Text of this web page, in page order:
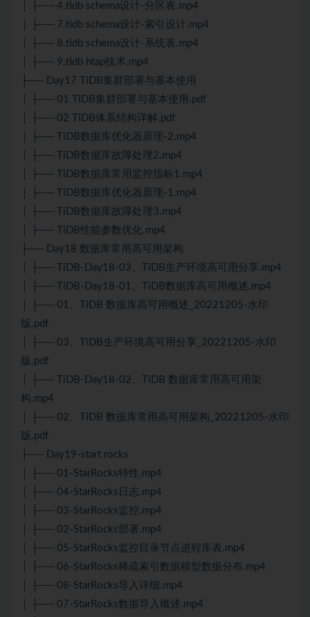
│ ├── 4.tidb schema设计-分区表.mp4
│ ├── 7.tidb schema设计-索引设计.mp4
│ ├── 8.tidb schema设计-系统表.mp4
│ ├── 9.tidb htap技术.mp4
├── Day17 TiDB集群部署与基本使用
│ ├── 01 TiDB集群部署与基本使用.pdf
│ ├── 02 TiDB体系结构详解.pdf
│ ├── TiDB数据库优化器原理-2.mp4
│ ├── TiDB数据库故障处理2.mp4
│ ├── TiDB数据库常用监控指标1.mp4
│ ├── TiDB数据库优化器原理-1.mp4
│ ├── TiDB数据库故障处理3.mp4
│ ├── TiDB性能参数优化.mp4
├── Day18 数据库常用高可用架构
│ ├── TiDB-Day18-03、TiDB生产环境高可用分享.mp4
│ ├── TiDB-Day18-01、TiDB数据库高可用概述.mp4
│ ├── 01、TiDB 数据库高可用概述_20221205-水印
版.pdf
│ ├── 03、TiDB生产环境高可用分享_20221205-水印
版.pdf
│ ├── TiDB-Day18-02、TiDB 数据库常用高可用架
构.mp4
│ ├── 02、TiDB 数据库常用高可用架构_20221205-水印
版.pdf
├── Day19-start rocks
│ ├── 01-StarRocks特性.mp4
│ ├── 04-StarRocks日志.mp4
│ ├── 03-StarRocks监控.mp4
│ ├── 02-StarRocks部署.mp4
│ ├── 05-StarRocks监控目录节点进程库表.mp4
│ ├── 06-StarRocks稀疏索引数据模型数据分布.mp4
│ ├── 08-StarRocks导入详细.mp4
│ ├── 07-StarRocks数据导入概述.mp4